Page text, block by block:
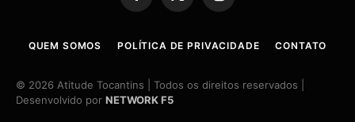
(Twitter)
QUEM SOMOS POLÍTICA DE PRIVACIDADE CONTATO
© 2026 Atitude Tocantins | Todos os direitos reservados |
Desenvolvido por NETWORK F5